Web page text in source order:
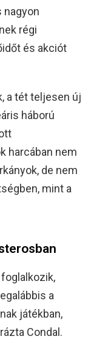
nagyon
régi
és akciót
a tét teljesen új
háború
harcában nem
de nem
mint a
a
játékban,
Condal.